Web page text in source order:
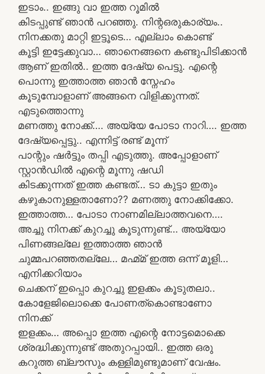
ഇടാം.. ഇങ്ങു വാ ഇത്ത റൂമിൽ
കിടപ്പുണ്ട് ഞാൻ പറഞ്ഞു. നിന്റഒരുകാര്യം..
നിനക്കതു മാറ്റി ഇട്ടൂടെ… എല്ലാം കൊണ്ട്
കൂട്ടി ഇട്ടേക്കുവാ… ഞാനെങ്ങനെ കണ്ടുപിടിക്കാൻ
ആണ് ഇതിൽ.. ഇത്ത ദേഷ്യ പെട്ടു. എന്റെ
പൊന്നു ഇത്താത്ത ഞാൻ സ്നേഹം
കൂടുമ്പോളാണ് അങ്ങനെ വിളിക്കുന്നത്‌.
എടുത്തൊന്നു
മണത്തു നോക്ക്…. അയ്യേ പോടാ നാറി…. ഇത്ത
ദേഷ്യപ്പെട്ടു.. എന്നിട്ട് രണ്ട് മൂന്ന്
പാന്റും ഷർട്ടും തപ്പി എടുത്തു. അപ്പോളാണ്
സ്റ്റാൻഡിൽ എന്റെ മൂന്നു ഷഡി
കിടക്കുന്നത് ഇത്ത കണ്ടത്… ടാ കുട്ടാ ഇതും
കഴുകാനുള്ളതാണോ?? മണത്തു നോക്കിക്കോ.
ഇത്താത്ത… പോടാ നാണമില്ലാത്തവനെ….
അച്ചു നിനക്ക് കുറച്ചു കൂടുന്നുണ്ട്… അയ്യോ
പിണങ്ങല്ലേ ഇത്താത്ത ഞാൻ
ചുമ്മപറഞ്ഞതല്ലേ… മഹ്മ്മ് ഇത്ത ഒന്ന് മൂളി…
എനിക്കറിയാം
ചെക്കന് ഇപ്പൊ കുറച്ചു ഇളക്കം കൂടുതലാ..
കോളേജിലൊക്കെ പോണത്കൊണ്ടാണോ
നിനക്ക്
ഇളക്കം… അപ്പൊ ഇത്ത എന്റെ നോട്ടമൊക്കെ
ശ്രദ്ധിക്കുന്നുണ്ട് അതുറപ്പായി.. ഇത്ത ഒരു
കറുത്ത ബ്ലൗസും കള്ളിമുണ്ടുമാണ് വേഷം.